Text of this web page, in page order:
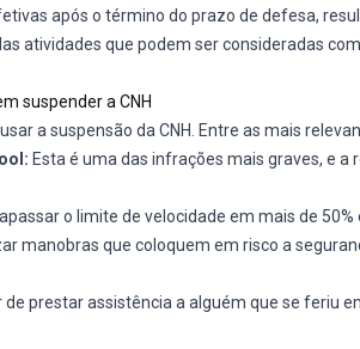
após o término do prazo de defesa,
atividades que podem ser consideradas
suspender a CNH
a suspensão da CNH. Entre as mais
Esta é uma das infrações mais graves, e
o limite de velocidade em mais de
manobras que coloquem em risco a
de prestar assistência a alguém que se feriu